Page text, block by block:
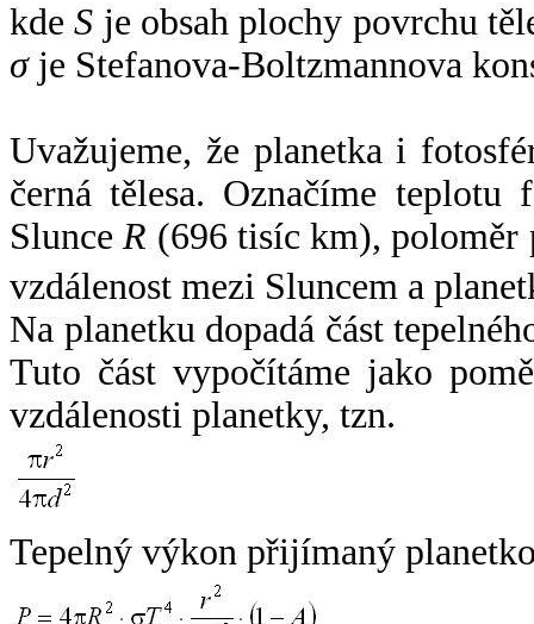
kdeS je obsah plochy povrchu
σje Stefanova-Boltzmannova
Uvažujeme, že planetka i
černá tělesa. Označíme
SlunceR (696 tisíc km),
vzdálenost mezi Sluncem a
Na planetku dopadá část
Tuto část vypočítáme jako
vzdálenosti planetky, tzn.
Tepelný výkon přijímaný